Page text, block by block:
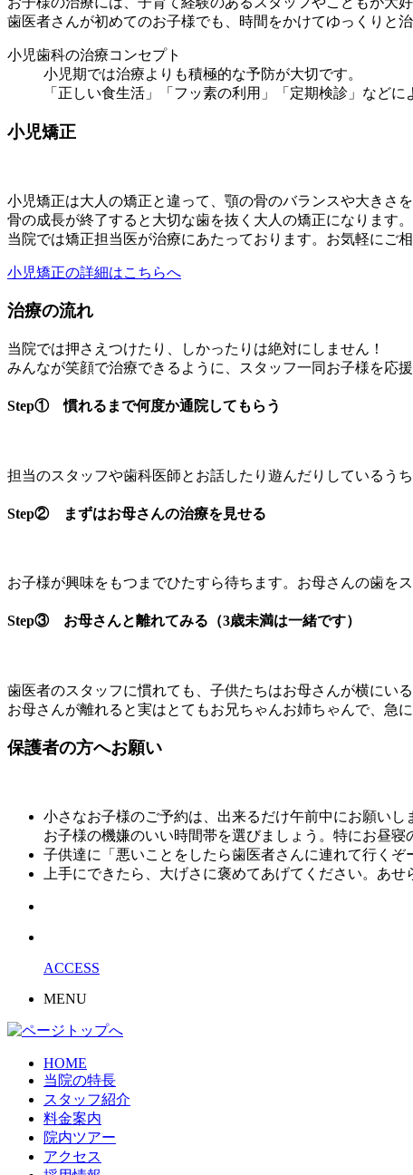
歯医者さんが初めてのお子様でも、時間をかけてゆっくりと
小児歯科の治療コンセプト
小児期では治療よりも積極的な予防が大切です。
「正しい食生活」「フッ素の利用」「定期検診」など
小児矯正
小児矯正は大人の矯正と違って、顎の骨のバランスや大きさ
骨の成長が終了すると大切な歯を抜く大人の矯正になります
当院では矯正担当医が治療にあたっております。お気軽にご相
小児矯正の詳細はこちらへ
治療の流れ
当院では押さえつけたり、しかったりは絶対にしません！
みんなが笑顔で治療できるように、スタッフ一同お子様を応
Step① 慣れるまで何度か通院してもらう
担当のスタッフや歯科医師とお話したり遊んだりしているう
Step② まずはお母さんの治療を見せる
お子様が興味をもつまでひたすら待ちます。お母さんの歯を
Step③ お母さんと離れてみる（3歳未満は一緒です）
歯医者のスタッフに慣れても、子供たちはお母さんが横にい
お母さんが離れると実はとてもお兄ちゃんお姉ちゃんで、急
保護者の方へお願い
小さなお子様のご予約は、出来るだけ午前中にお願いし
お子様の機嫌のいい時間帯を選びましょう。特にお昼
子供達に「悪いことをしたら歯医者さんに連れて行く
上手にできたら、大げさに褒めてあげてください。あせ
ACCESS
MENU
HOME
当院の特長
スタッフ紹介
料金案内
院内ツアー
アクセス